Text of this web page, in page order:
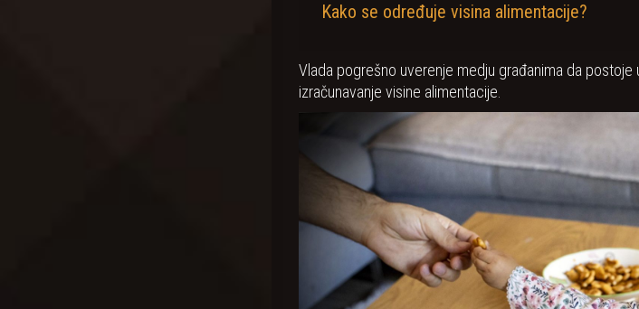
Kako se određuje visina alimentacije?
Vlada pogrešno uverenje medju građanima da postoje
izračunavanje visine alimentacije.